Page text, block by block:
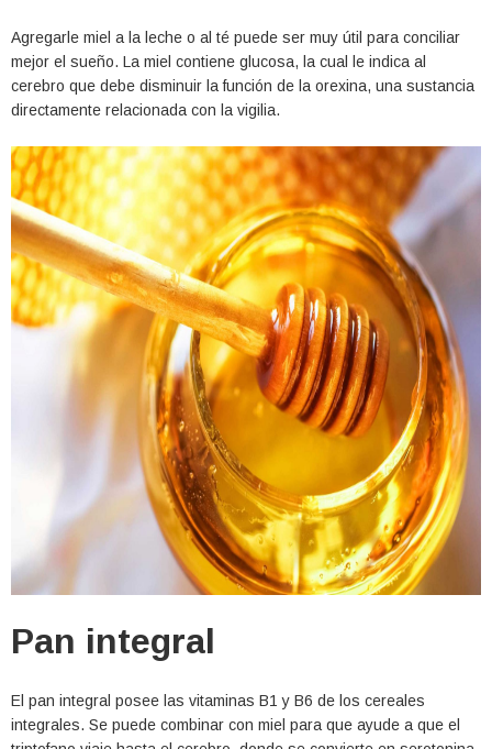
Agregarle miel a la leche o al té puede ser muy útil para conciliar
mejor el sueño. La miel contiene glucosa, la cual le indica al
cerebro que debe disminuir la función de la orexina, una sustancia
directamente relacionada con la vigilia.
Pan integral
El pan integral posee las vitaminas B1 y B6 de los cereales
integrales. Se puede combinar con miel para que ayude a que el